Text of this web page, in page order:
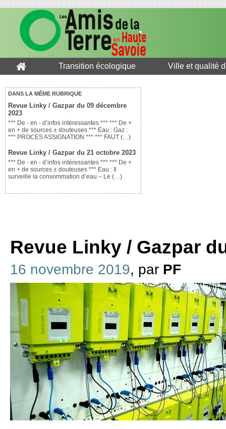
Transition écologique Ville et qualité
DANS LA MÊME RUBRIQUE
Revue Linky / Gazpar du 09 décembre
2023
*** De - en - d’infos intéressantes *** *** De +
en + de sources ± douteuses *** Eau : Gaz :
*** PROCES ASSIGNATION *** *** FAUT (…)
Revue Linky / Gazpar du 21 octobre 2023
*** De - en - d’infos intéressantes *** *** De +
en + de sources ± douteuses *** Eau : Il
surveille la consommation d’eau – Le (…)
Revue Linky / Gazpar
16 novembre 2019, par PF